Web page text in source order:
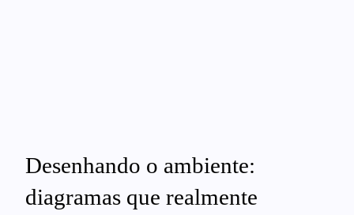
Desenhando o ambiente:
diagramas que realmente